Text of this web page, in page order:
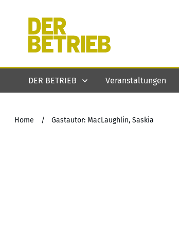
DER BETRIEB Veranstaltungen
Home / Gastautor: MacLaughlin, Saskia